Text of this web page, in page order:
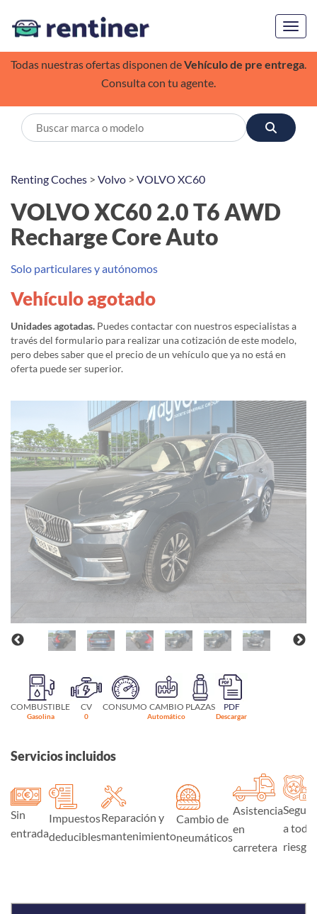
Todas nuestras ofertas disponen deVehículo de pre entrega.
Consulta con tu agente.
Renting Coches > Volvo > VOLVO XC60
VOLVO XC60 2.0 T6 AWD
Recharge Core Auto
Solo particulares y autónomos
Vehículo agotado
Unidades agotadas. Puedes contactar con nuestros especialistas a
través del formulario para realizar una cotización de este modelo,
pero debes saber que el precio de un vehículo que ya no está en
oferta puede ser superior.
COMBUSTIBLE
Gasolina
CV
0
CONSUMO CAMBIO
Automático
PLAZAS PDF
Descargar
Servicios incluidos
Sin
entrada
Impuestos
deducibles
Reparación y
mantenimiento
Cambio de
neumáticos
Asistencia
en
carretera
Seguro
a todo
riesgo